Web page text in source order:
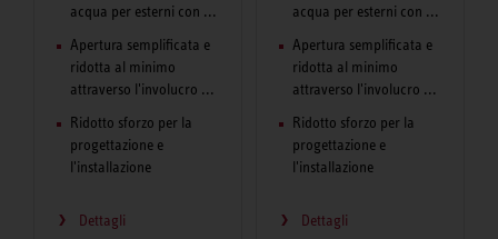
acqua per esterni con ...
Apertura semplificata e
ridotta al minimo
attraverso l'involucro ...
Ridotto sforzo per la
progettazione e
l'installazione
Dettagli
acqua per esterni con ...
Apertura semplificata e
ridotta al minimo
attraverso l'involucro ...
Ridotto sforzo per la
progettazione e
l'installazione
Dettagli